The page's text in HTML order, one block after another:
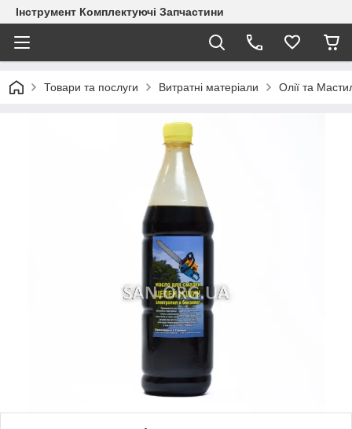
Інструмент Комплектуючі Запчастини
Товари та послуги Витратні матеріали Олії та